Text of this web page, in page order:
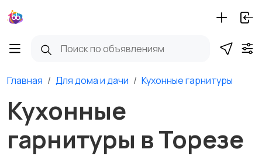
Главная Для дома и дачи Кухонные гарнитуры
Кухонные
гарнитуры в Торезе